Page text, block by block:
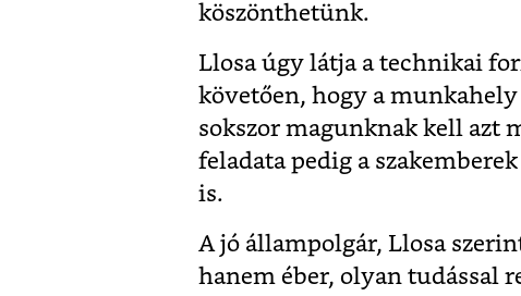
köszönthetünk.
Llosa úgy látja a technikai
követően, hogy a
sokszor magunknak kell azt
feladata pedig a
is.
A jó állampolgár, Llosa
hanem éber, olyan tudással